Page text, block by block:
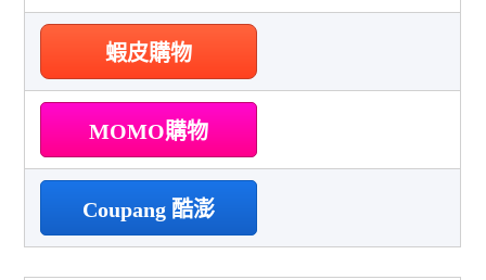
蝦皮購物
MOMO購物
Coupang 酷澎